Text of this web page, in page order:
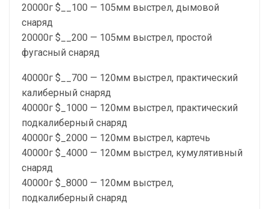
20000г $__100 — 105мм выстрел, дымовой
снаряд
20000г $__200 — 105мм выстрел, простой
фугасный снаряд
40000г $__700 — 120мм выстрел, практический
калиберный снаряд
40000г $_1000 — 120мм выстрел, практический
подкалиберный снаряд
40000г $_2000 — 120мм выстрел, картечь
40000г $_4000 — 120мм выстрел, кумулятивный
снаряд
40000г $_8000 — 120мм выстрел,
подкалиберный снаряд